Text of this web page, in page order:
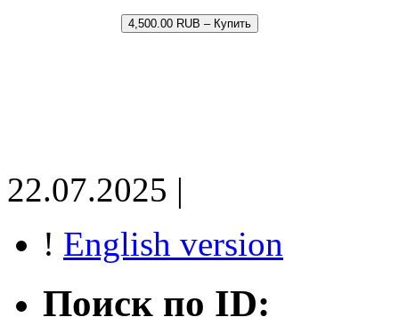
4,500.00 RUB – Купить
22.07.2025 |
! English version
Поиск по ID: